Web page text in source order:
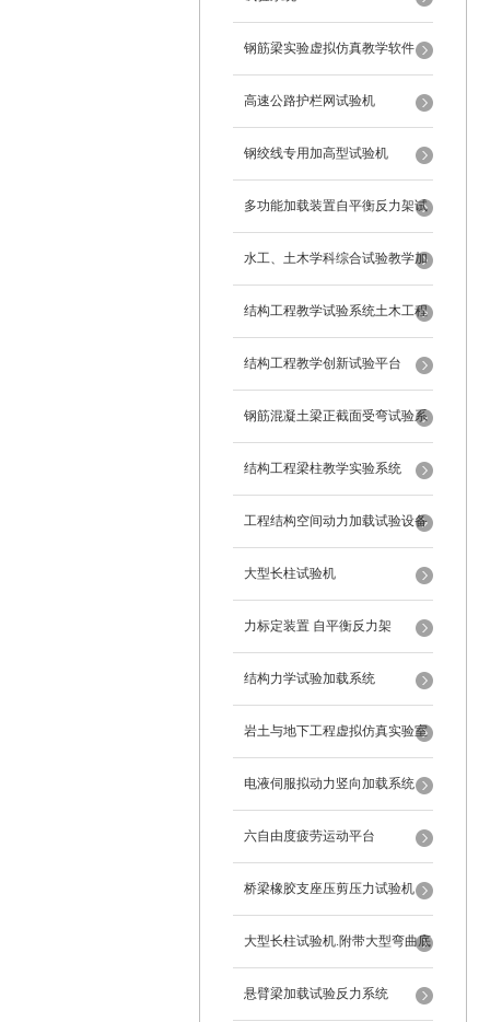
钢筋梁实验虚拟仿真教学软件
高速公路护栏网试验机
钢绞线专用加高型试验机
多功能加载装置自平衡反力架试
验系统
水工、土木学科综合试验教学加
载系统
结构工程教学试验系统土木工程
试验设备
结构工程教学创新试验平台
钢筋混凝土梁正截面受弯试验系
统
结构工程梁柱教学实验系统
工程结构空间动力加载试验设备
反力框架
大型长柱试验机
力标定装置 自平衡反力架
结构力学试验加载系统
岩土与地下工程虚拟仿真实验室
电液伺服拟动力竖向加载系统
六自由度疲劳运动平台
桥梁橡胶支座压剪压力试验机
大型长柱试验机.附带大型弯曲底
座
悬臂梁加载试验反力系统